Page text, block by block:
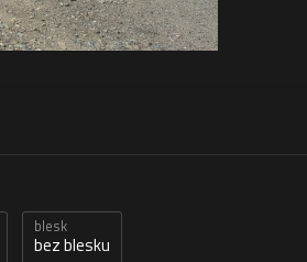
blesk
bez blesku